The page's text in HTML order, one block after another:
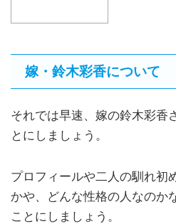
嫁・鈴木彩香について
それでは早速、嫁の鈴木彩香
とにしましょう。
プロフィールや二人の馴れ初
かや、どんな性格の人なのか
ことにしましょう。